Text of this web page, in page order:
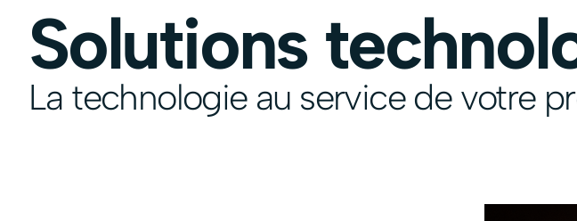
Solutions
La technologie au service de votre